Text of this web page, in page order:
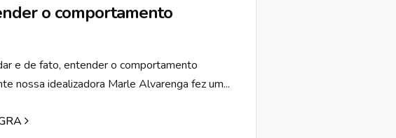
o comportamento
e de fato, entender o comportamento
nossa idealizadora Marle Alvarenga fez um...